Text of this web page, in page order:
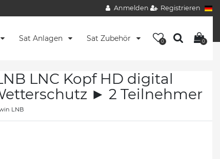
Anmelden Registrieren
Sat Anlagen Sat Zubehör 0 0
LNC Kopf HD digital
► 2 Teilnehmer
LNB